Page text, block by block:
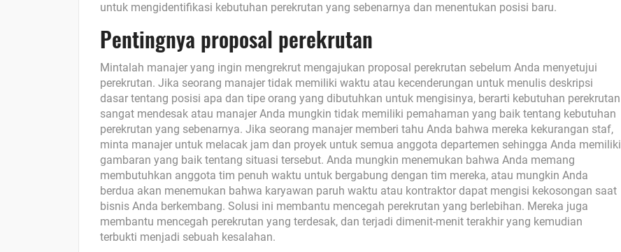
untuk mengidentifikasi kebutuhan perekrutan yang sebenarnya dan menentukan posisi baru.
Pentingnya proposal perekrutan
Mintalah manajer yang ingin mengrekrut mengajukan proposal perekrutan sebelum Anda menyetujui
perekrutan. Jika seorang manajer tidak memiliki waktu atau kecenderungan untuk menulis deskripsi
dasar tentang posisi apa dan tipe orang yang dibutuhkan untuk mengisinya, berarti kebutuhan perekrutan
sangat mendesak atau manajer Anda mungkin tidak memiliki pemahaman yang baik tentang kebutuhan
perekrutan yang sebenarnya. Jika seorang manajer memberi tahu Anda bahwa mereka kekurangan staf,
minta manajer untuk melacak jam dan proyek untuk semua anggota departemen sehingga Anda memiliki
gambaran yang baik tentang situasi tersebut. Anda mungkin menemukan bahwa Anda memang
membutuhkan anggota tim penuh waktu untuk bergabung dengan tim mereka, atau mungkin Anda
berdua akan menemukan bahwa karyawan paruh waktu atau kontraktor dapat mengisi kekosongan saat
bisnis Anda berkembang. Solusi ini membantu mencegah perekrutan yang berlebihan. Mereka juga
membantu mencegah perekrutan yang terdesak, dan terjadi dimenit-menit terakhir yang kemudian
terbukti menjadi sebuah kesalahan.